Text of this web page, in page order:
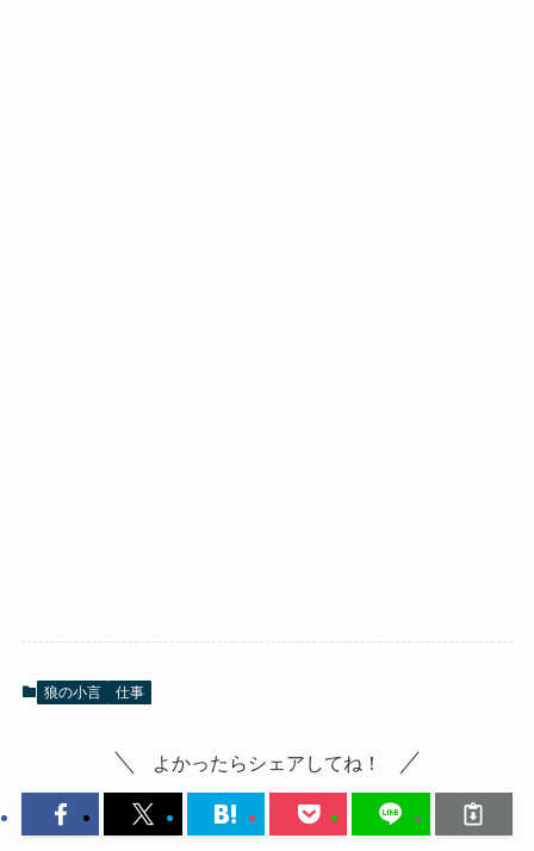
狼の小言 仕事
よかったらシェアしてね！